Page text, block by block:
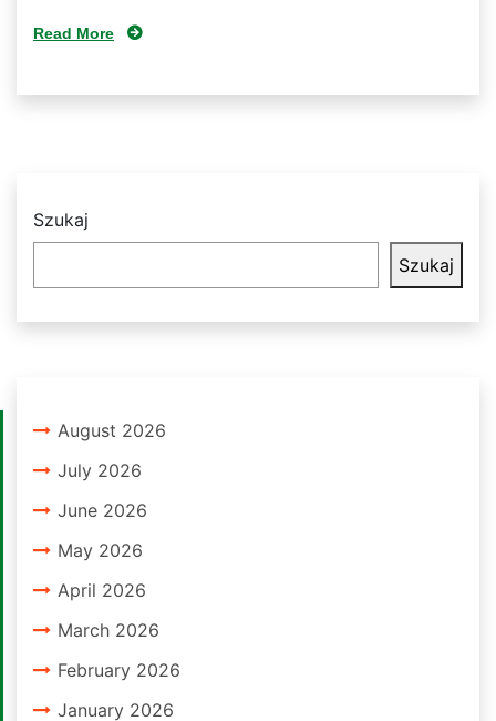
Read More
Szukaj
Szukaj
August 2026
July 2026
June 2026
May 2026
April 2026
March 2026
February 2026
January 2026